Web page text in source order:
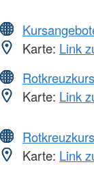
Karte: Link
Karte: Link
Karte: Link